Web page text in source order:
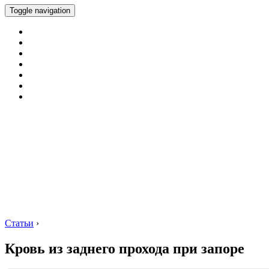
Toggle navigation
Статьи ›
Кровь из заднего прохода при запоре